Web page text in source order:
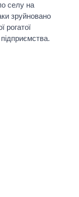
селу на
зруйновано
рогатої